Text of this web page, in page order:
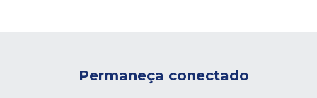
Permaneça conectado